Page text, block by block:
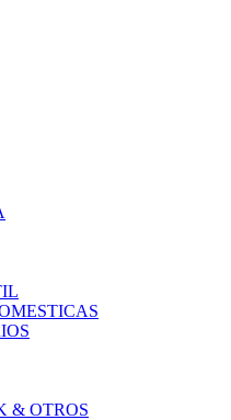
& OTROS